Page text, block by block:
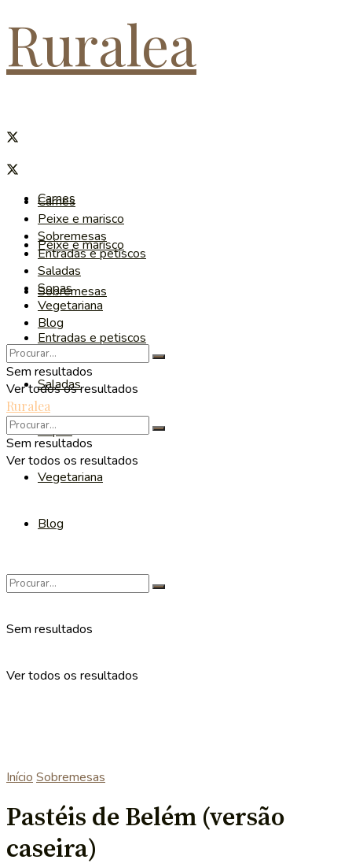
Ruralea
Carnes
Peixe e marisco
Sobremesas
Entradas e petiscos
Saladas
Sopas
Vegetariana
Blog
Sem resultados
Ver todos os resultados
Carnes
Peixe e marisco
Sobremesas
Entradas e petiscos
Saladas
Sopas
Vegetariana
Blog
Sem resultados
Ver todos os resultados
Ruralea
Sem resultados
Ver todos os resultados
Início Sobremesas
Pastéis de Belém (versão
caseira)